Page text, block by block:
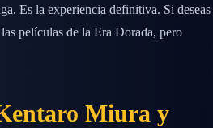
Es la experiencia definitiva. Si deseas
películas de la Era Dorada, pero
Miura y